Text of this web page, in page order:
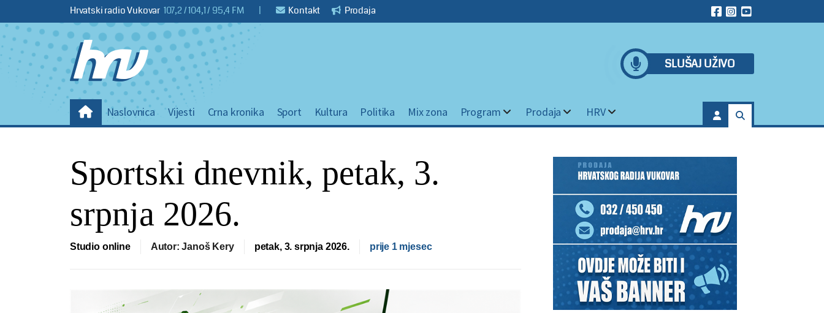
Hrvatski radio Vukovar 107,2 / 104,1 / 95,4 FM | Kontakt Prodaja
SLUŠAJ UŽIVO
Naslovnica Vijesti Crna kronika Sport Kultura Politika Mix zona Program Prodaja HRV
Sportski dnevnik, petak, 3.
srpnja 2026.
Studio online Autor: Janoš Kery petak, 3. srpnja 2026. prije 1 mjesec